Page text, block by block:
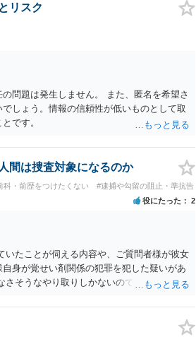
リスク
問題は発生しません。 また、匿名を希望さ
しょう。情報の信頼性が低いものとして取
です。
間は捜査対象になるのか
科・前歴をつけたくない #逮捕や勾留の阻止・準抗告
役にたった 2
たことが伺える内容や、ご質問者様が彼女
身が覚せい剤関係の犯罪を犯した疑いがあ
そうなやり取りしかないのであれば、仮に